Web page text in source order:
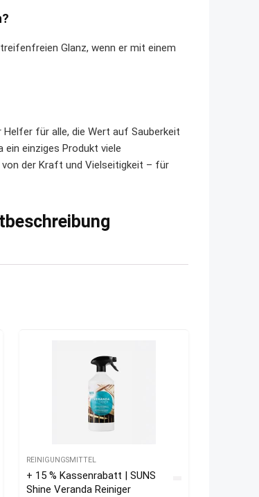
Glanz, wenn er mit einem
für alle, die Wert auf Sauberkeit
ein einziges Produkt viele
von der Kraft und Vielseitigkeit – für
REINIGUNGSMITTEL
+ 15 % Kassenrabatt | SUNS
Shine Veranda Reiniger